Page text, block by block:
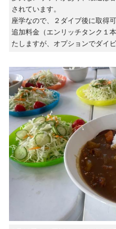
されています。
座学なので、２ダイブ後に取得可
追加料金（エンリッチタンク１
たしますが、オプションでダイ